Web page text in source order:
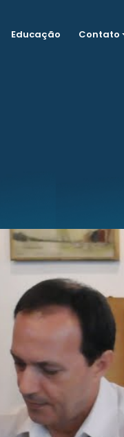
Educação Contato